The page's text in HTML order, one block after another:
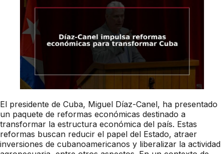
El presidente de Cuba, Miguel Díaz-Canel, ha presentado
un paquete de reformas económicas destinado a
transformar la estructura económica del país. Estas
reformas buscan reducir el papel del Estado, atraer
inversiones de cubanoamericanos y liberalizar la actividad